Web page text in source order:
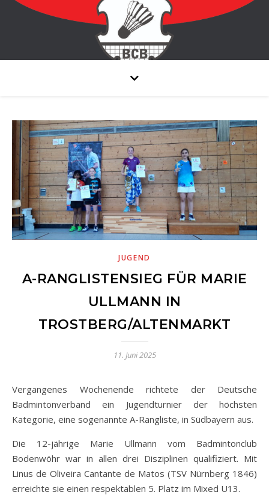
JUGEND
A-RANGLISTENSIEG FÜR MARIE
ULLMANN IN
TROSTBERG/ALTENMARKT
11. Juni 2025
Vergangenes Wochenende richtete der Deutsche
Badmintonverband ein Jugendturnier der höchsten
Kategorie, eine sogenannte A-Rangliste, in Südbayern aus.
Die 12-jährige Marie Ullmann vom Badmintonclub
Bodenwöhr war in allen drei Disziplinen qualifiziert. Mit
Linus de Oliveira Cantante de Matos (TSV Nürnberg 1846)
erreichte sie einen respektablen 5. Platz im Mixed U13.